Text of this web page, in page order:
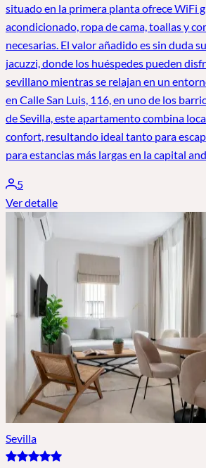
situado en la primera planta ofrece WiFi
acondicionado, ropa de cama, toallas y
necesarias. El valor añadido es sin duda
jacuzzi, donde los huéspedes pueden
sevillano mientras se relajan en un
en Calle San Luis, 116, en uno de los
de Sevilla, este apartamento combina
confort, resultando ideal tanto para
para estancias más largas en la capital
5
Ver detalle
Sevilla